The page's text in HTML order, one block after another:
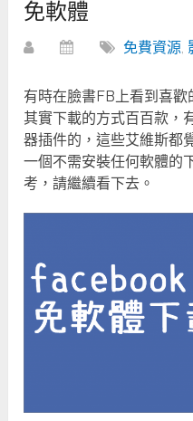
免軟體
免費資源,
有時在臉書FB上看到喜
其實下載的方式百百款，
器插件的，這些艾維斯都
一個不需安裝任何軟體的
考，請繼續看下去。